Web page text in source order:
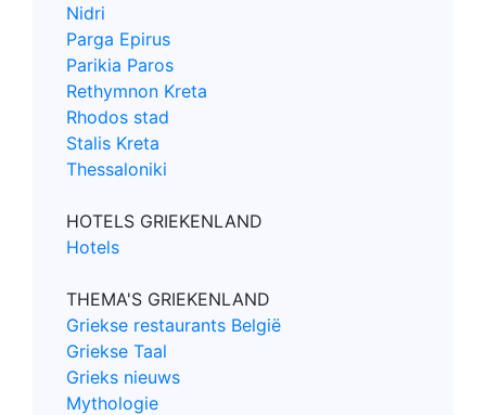
Nidri
Parga Epirus
Parikia Paros
Rethymnon Kreta
Rhodos stad
Stalis Kreta
Thessaloniki
HOTELS GRIEKENLAND
Hotels
THEMA'S GRIEKENLAND
Griekse restaurants België
Griekse Taal
Grieks nieuws
Mythologie